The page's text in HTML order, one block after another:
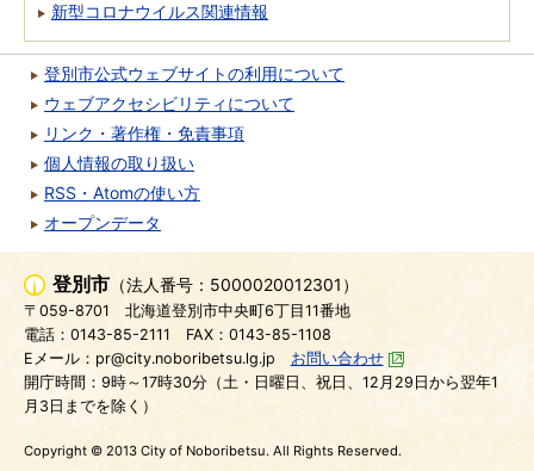
新型コロナウイルス関連情報
登別市公式ウェブサイトの利用について
ウェブアクセシビリティについて
リンク・著作権・免責事項
個人情報の取り扱い
RSS・Atomの使い方
オープンデータ
登別市 （法人番号：5000020012301）
〒059-8701
北海道登別市中央町6丁目11番地
電話：0143-85-2111
FAX：0143-85-1108
Eメール：pr@city.noboribetsu.lg.jp
お問い合わせ
開庁時間：9時～17時30分（土・日曜日、祝日、12月29日から翌年1
月3日までを除く）
Copyright © 2013 City of Noboribetsu. All Rights Reserved.